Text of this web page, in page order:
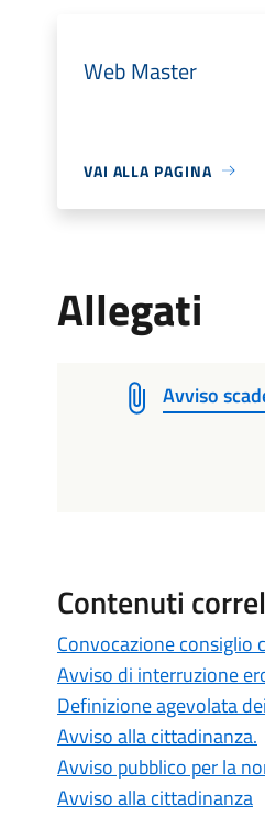
Web Master
VAI ALLA PAGINA
Allegati
Avviso
Contenuti
Convocazione consiglio
Avviso di interruzione
Definizione agevolata
Avviso alla cittadinanza.
Avviso pubblico per la
Avviso alla cittadinanza